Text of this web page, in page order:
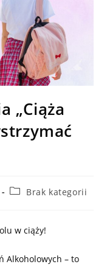
„Ciąża
PostBrak kategorii
w ciąży!
Alkoholowych – to